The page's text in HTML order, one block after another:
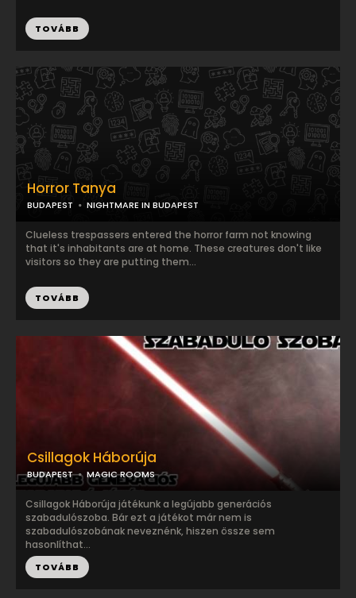
TOVÁBB
Horror Tanya
BUDAPEST NIGHTMARE IN BUDAPEST
Clueless trespassers entered the horror farm not knowing
that it's inhabitants are at home. These creatures don't like
visitors so they are putting them...
TOVÁBB
Csillagok Háborúja
BUDAPEST MAGIC ROOMS
Csillagok Háborúja játékunk a legújabb generációs
szabadulószoba. Bár ezt a játékot már nem is
szabadulószobának neveznénk, hiszen össze sem
hasonlíthat...
TOVÁBB